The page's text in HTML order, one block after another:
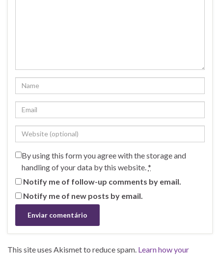
By using this form you agree with the storage and
handling of your data by this website. *
Notify me of follow-up comments by email.
Notify me of new posts by email.
This site uses Akismet to reduce spam. Learn how your